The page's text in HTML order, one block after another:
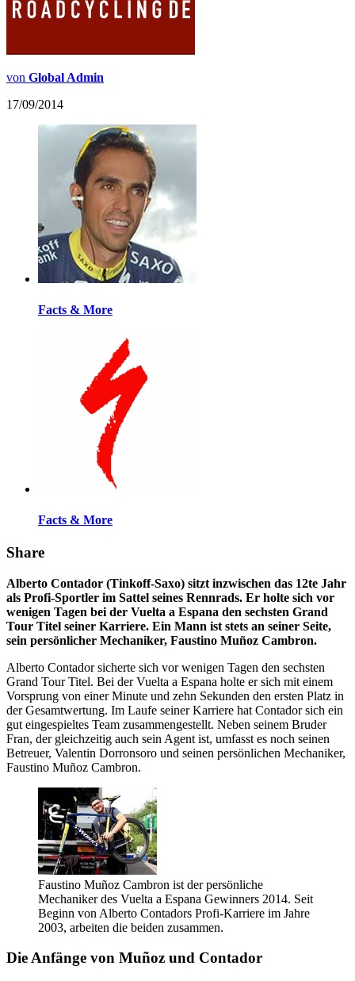
von Global Admin
17/09/2014
Facts & More
Facts & More
Share
Alberto Contador (Tinkoff-Saxo) sitzt inzwischen das 12te Jahr
als Profi-Sportler im Sattel seines Rennrads. Er holte sich vor
wenigen Tagen bei der Vuelta a Espana den sechsten Grand
Tour Titel seiner Karriere. Ein Mann ist stets an seiner Seite,
sein persönlicher Mechaniker, Faustino Muñoz Cambron.
Alberto Contador sicherte sich vor wenigen Tagen den sechsten
Grand Tour Titel. Bei der Vuelta a Espana holte er sich mit einem
Vorsprung von einer Minute und zehn Sekunden den ersten Platz in
der Gesamtwertung. Im Laufe seiner Karriere hat Contador sich ein
gut eingespieltes Team zusammengestellt. Neben seinem Bruder
Fran, der gleichzeitig auch sein Agent ist, umfasst es noch seinen
Betreuer, Valentin Dorronsoro und seinen persönlichen Mechaniker,
Faustino Muñoz Cambron.
Faustino Muñoz Cambron ist der persönliche
Mechaniker des Vuelta a Espana Gewinners 2014. Seit
Beginn von Alberto Contadors Profi-Karriere im Jahre
2003, arbeiten die beiden zusammen.
Die Anfänge von Muñoz und Contador